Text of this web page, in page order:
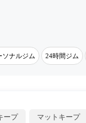
ソナルジム 24時間ジム
ープ マットキープ